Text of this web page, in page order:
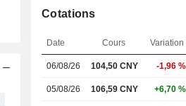
d'exploitation et de
maintenance, de formation
de pièces de rechange, etc. ; - autres (0,1%).
Cotations
Date Cours Variation
06/08/26 104,50 CNY -1,96 %
05/08/26 106,59 CNY +6,70 %